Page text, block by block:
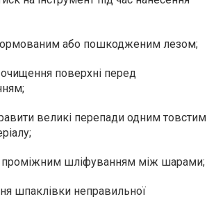
або пошкодженим лезом;
очищення поверхні перед
великі перепади одним товстим
проміжним шліфуванням між шарами;
шпаклівки неправильної